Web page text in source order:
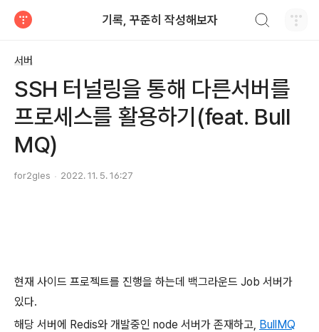
기록, 꾸준히 작성해보자
서버
SSH 터널링을 통해 다른서버를
프로세스를 활용하기(feat. Bull
MQ)
for2gles 2022. 11. 5. 16:27
현재 사이드 프로젝트를 진행을 하는데 백그라운드 Job 서버가
있다.
해당 서버에 Redis와 개발중인 node 서버가 존재하고, BullMQ